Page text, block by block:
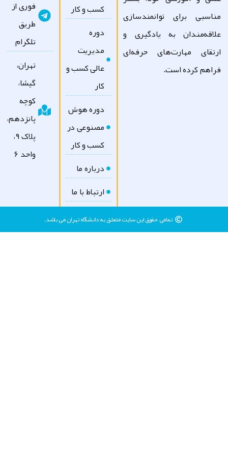
برای توانمندسازی
به یادگیری و
مهارت‌های حرفه‌ای
کرده است.
کسب و کار
دوره
مدیریت
عالی کسب و
دوره هوش
مصنوعی در
کسب و کار
درباره ما
ارتباط با ما
فوری از
طریق
تلگرام
تهران،
گیشا،
کوچه
پانزدهم،
پلاک ۹،
واحد ۶
تمامی حقوق این سایت متعلق به دانشگاه تهران می باشد.